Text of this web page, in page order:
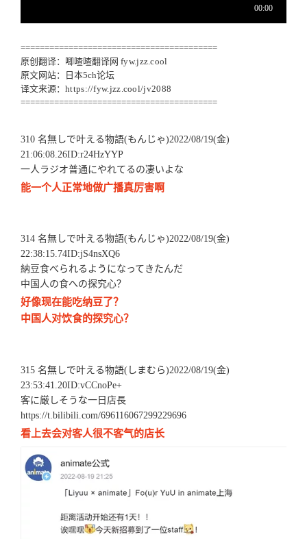
=========================================
原创翻译：唧喳喳翻译网 fyw.jzz.cool
原文网站：日本5ch论坛
译文来源： https://fyw.jzz.cool/jv2088
=========================================
310 名無しで叶える物語(もんじゃ)2022/08/19(金)
21:06:08.26ID:r24HzYYP
一人ラジオ普通にやれてるの凄いよな
能一个人正常地做广播真厉害啊
314 名無しで叶える物語(もんじゃ)2022/08/19(金)
22:38:15.74ID:jS4nsXQ6
納豆食べられるようになってきたんだ
中国人の食への探究心？
好像现在能吃纳豆了？
中国人对饮食的探究心？
315 名無しで叶える物語(しまむら)2022/08/19(金)
23:53:41.20ID:vCCnoPe+
客に厳しそうな一日店長
https://t.bilibili.com/696116067299229696
看上去会对客人很不客气的店长